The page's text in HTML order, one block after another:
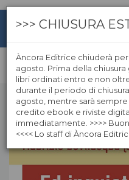
>>> CHIUSURA
Àncora Editrice chiuderà
agosto. Prima della
libri ordinati entro e non
durante il periodo di
agosto, mentre sarà
credito ebook e riviste
immediatamente. >>>>
<<<< Lo staff di Àncora